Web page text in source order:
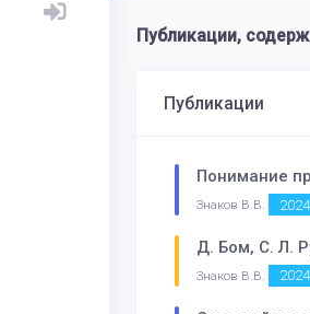
Публикации,
Публикации
Понимание
Знаков В.В. 2024
Д. Бом, С. Л.
Знаков В.В. 2024